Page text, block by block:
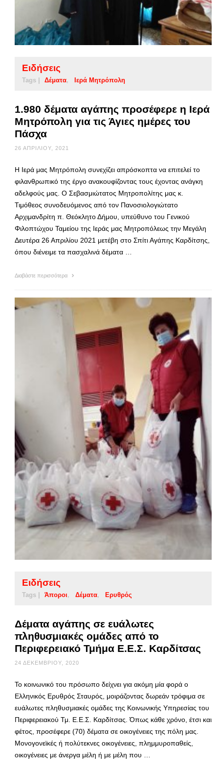
Ειδήσεις
Tags | Δέματα Ιερά Μητρόπολη
1.980 δέματα αγάπης προσέφερε η Ιερά
Μητρόπολη για τις Άγιες ημέρες του
Πάσχα
26 ΑΠΡΙΛΊΟΥ, 2021
Η Ιερά μας Μητρόπολη συνεχίζει απρόσκοπτα να επιτελεί το
φιλανθρωπικό της έργο ανακουφίζοντας τους έχοντας ανάγκη
αδελφούς μας. Ο Σεβασμιώτατος Μητροπολίτης μας κ.
Τιμόθεος συνοδευόμενος από τον Πανοσιολογιώτατο
Αρχιμανδρίτη π. Θεόκλητο Δήμου, υπεύθυνο του Γενικού
Φιλοπτώχου Ταμείου της Ιεράς μας Μητροπόλεως την Μεγάλη
Δευτέρα 26 Απριλίου 2021 μετέβη στο Σπίτι Αγάπης Καρδίτσης,
όπου διένειμε τα πασχαλινά δέματα …
Διαβάστε περισσότερα
Ειδήσεις
Tags | Άποροι Δέματα Ερυθρός
Δέματα αγάπης σε ευάλωτες
πληθυσμιακές ομάδες από το
Περιφερειακό Τμήμα Ε.Ε.Σ. Καρδίτσας
24 ΔΕΚΕΜΒΡΊΟΥ, 2020
Το κοινωνικό του πρόσωπο δείχνει για ακόμη μία φορά ο
Ελληνικός Ερυθρός Σταυρός, μοιράζοντας δωρεάν τρόφιμα σε
ευάλωτες πληθυσμιακές ομάδες της Κοινωνικής Υπηρεσίας του
Περιφερειακού Τμ. Ε.Ε.Σ. Καρδίτσας. Όπως κάθε χρόνο, έτσι και
φέτος, προσέφερε (70) δέματα σε οικογένειες της πόλη μας.
Μονογονεϊκές ή πολύτεκνες οικογένειες, πλημμυροπαθείς,
οικογένειες με άνεργα μέλη ή με μέλη που …